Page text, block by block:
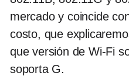
mercado y coincide
costo, que
que versión de Wi-Fi
soporta G.